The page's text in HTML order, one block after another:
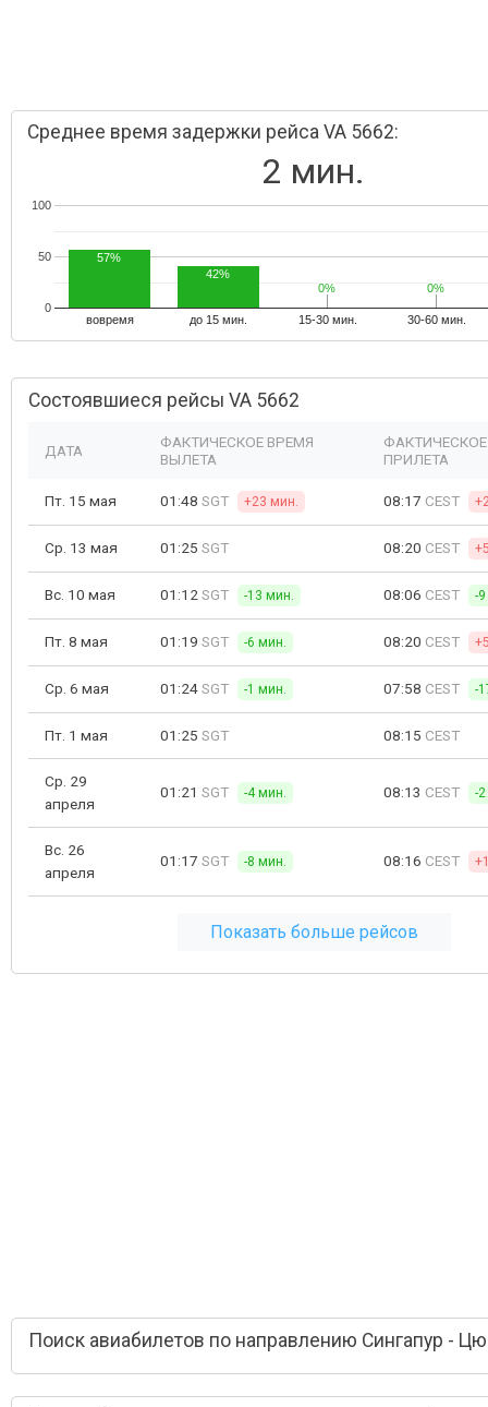
Среднее время задержки рейса VA 5662:
2 мин.
вовремя до 15 мин. 15-30 мин. 30-60 мин.
0
50
100
57%
42%
0%
0% 0%
0%
Состоявшиеся рейсы VA 5662
ДАТА
ФАКТИЧЕСКОЕ ВРЕМЯ
ВЫЛЕТА
ПРИЛЕТА
Пт. 15 мая 01:48 SGT +23 мин. 08:17 CEST
Ср. 13 мая 01:25 SGT 08:20 CEST
Вс. 10 мая 01:12 SGT -13 мин. 08:06 CEST -
Пт. 8 мая 01:19 SGT -6 мин. 08:20 CEST
Ср. 6 мая 01:24SGT -1 мин. 07:58 CEST -
Пт. 1 мая 01:25 SGT 08:15 CEST
Ср. 29
апреля
01:21 SGT -4 мин. 08:13 CEST -
Вс. 26
апреля
01:17 SGT -8 мин. 08:16 CEST
Показать больше рейсов
Поиск авиабилетов по направлению Сингапур -